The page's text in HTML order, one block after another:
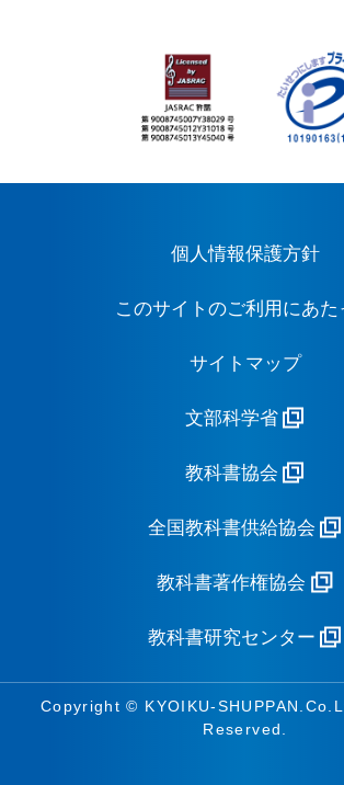
個人情報保護方針
このサイトのご利用にあた
サイトマップ
文部科学省
教科書協会
全国教科書供給協会
教科書著作権協会
教科書研究センター
Copyright © KYOIKU-
Reserved.